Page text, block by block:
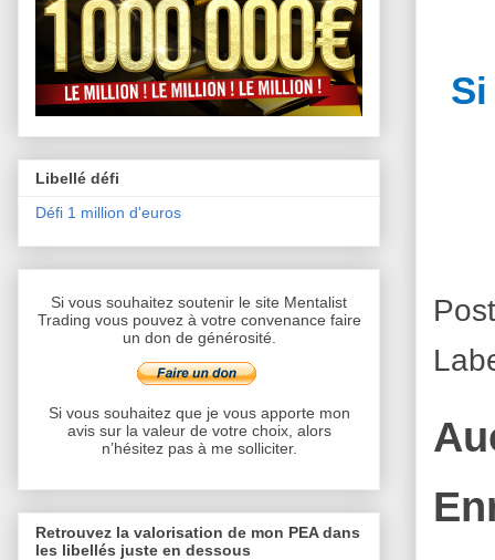
Libellé défi
Défi 1 million d'euros
Si vous souhaitez soutenir le site Mentalist
Trading vous pouvez à votre convenance faire
un don de générosité.
Si vous souhaitez que je vous apporte mon
avis sur la valeur de votre choix, alors
n’hésitez pas à me solliciter.
Retrouvez la valorisation de mon PEA dans
les libellés juste en dessous